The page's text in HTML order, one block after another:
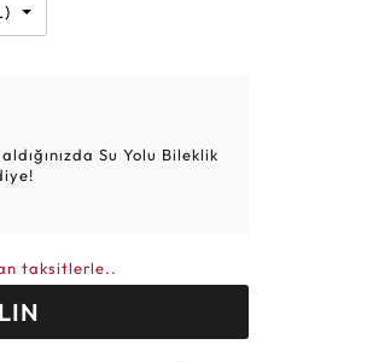
Su Yolu Bileklik
taksitlerle..
ALIN